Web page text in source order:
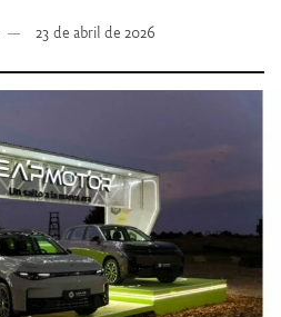
23 de abril de 2026